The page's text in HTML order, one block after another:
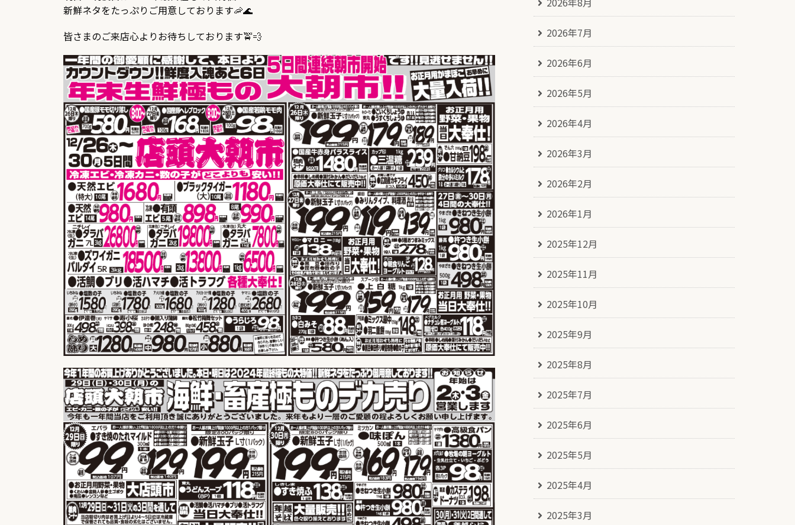
新鮮ネタをたっぷりご用意しております🦐🌊
皆さまのご来店心よりお待ちしております🚖💨
2026年7月
2026年6月
2026年5月
2026年4月
2026年3月
2026年2月
2026年1月
2025年12月
2025年11月
2025年10月
2025年9月
2025年8月
2025年7月
2025年6月
2025年5月
2025年4月
2025年3月